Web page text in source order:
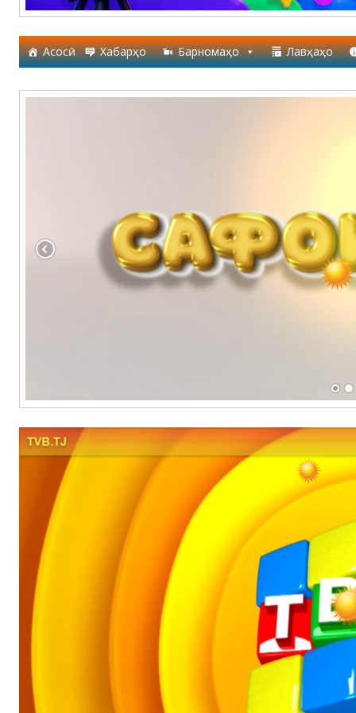
Асосӣ Хабарҳо Барномаҳо Лавҳаҳо